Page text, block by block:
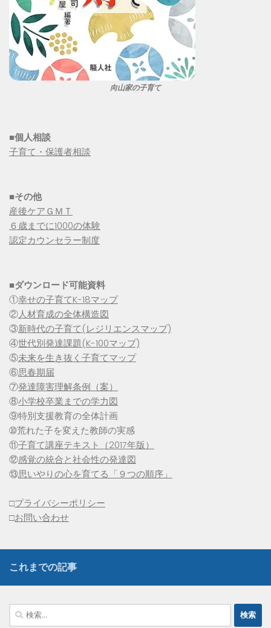
向山家の子育て
■個人相談
子育て・保護者相談
■その他
産後ケアＧＭＴ
６歳までに1000の体験
認定カウンセラー制度
■ダウンロード可能資料
①幸せの子育てK-18マップ
②人材育成の全体構造図
③新時代の子育て(レジリエンスマップ)
④世代別発達課題(K-100マップ)
⑤未来を生き抜く子育てマップ
⑥思春期届
⑦発達障害理解条例（案）
⑧小学校卒業までの学力図
⑨特別支援教育の全体計画
➉荒れた子を変えた教師の実感
⑪子育て講座テキスト（2017年版）
⑫感覚の統合と社会性の発達図
⑬思いやりの心を育てる「９つの順序」
□プライバシーポリシー
□お問い合わせ
これまでの記事
検
索: